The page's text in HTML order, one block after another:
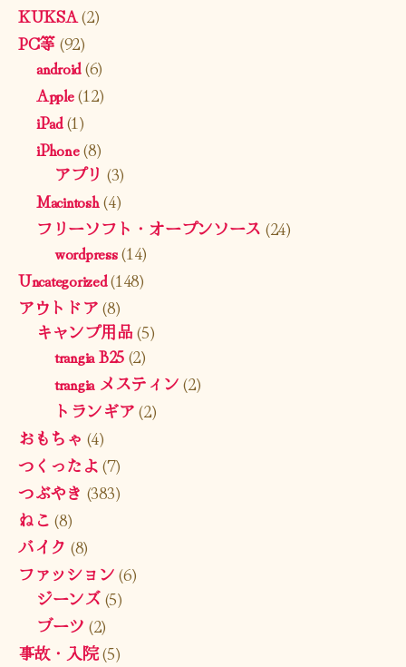
KUKSA(2)
PC等(92)
android(6)
Apple(12)
iPad(1)
iPhone(8)
アプリ (3)
Macintosh(4)
フリーソフト・オープンソース (24)
wordpress(14)
Uncategorized(148)
アウトドア(8)
キャンプ用品(5)
trangia B25(2)
trangia メスティン(2)
トランギア(2)
おもちゃ (4)
つくったよ(7)
つぶやき (383)
ねこ (8)
バイク (8)
ファッション(6)
ジーンズ(5)
ブーツ (2)
事故・入院(5)